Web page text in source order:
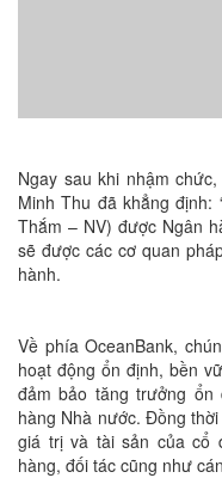
Ngay sau khi nhậm
Minh Thu đã khẳng định:
Thắm – NV) được Ngân
sẽ được các cơ quan
hành.
Về phía OceanBank,
hoạt động ổn định, bền
đảm bảo tăng trưởng ổn
hàng Nhà nước. Đồng
giá trị và tài sản của cổ
hàng, đối tác cũng như